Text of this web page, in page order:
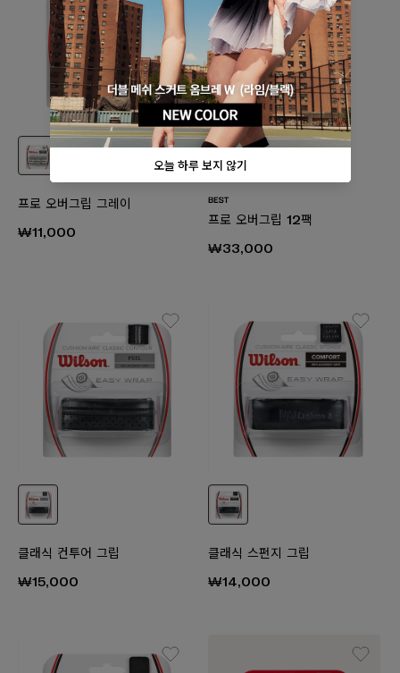
프로 오버그립 그레이
₩11,000
프로 오버그립 12팩
₩33,000
클래식 컨투어 그립
₩15,000
클래식 스펀지 그립
₩14,000